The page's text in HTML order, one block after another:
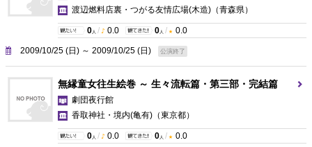
渡辺燃料店裏・つがる友情広場(木造) （青森県）
0 人 / 0.0 0 人 / 0.0
2009/10/25 (日) ～ 2009/10/25 (日) 公演終了
無縁童女往生絵巻 ～ 生々流転篇・第三部・完結篇
劇団夜行館
香取神社・境内(亀有) （東京都）
0 人 / 0.0 0 人 / 0.0